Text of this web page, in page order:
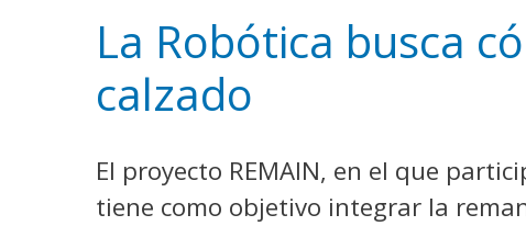
La Robótica busca
calzado
El proyecto REMAIN, en el que
tiene como objetivo integrar la